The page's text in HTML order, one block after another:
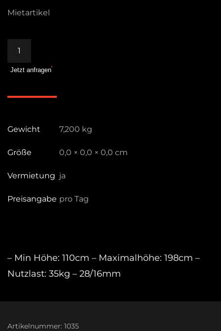
Mietartikel
A1020CS,
Stand
Jetzt anfragen
Gewicht 7,200 kg
Größe 0,0 × 0,0 × 0,0 cm
Vermietung ja
Preisangabe pro Tag
– Min Höhe: 110cm – Maximalhöhe: 198cm –
Nutzlast: 35kg – 28/16mm
Artikelnummer: 1035